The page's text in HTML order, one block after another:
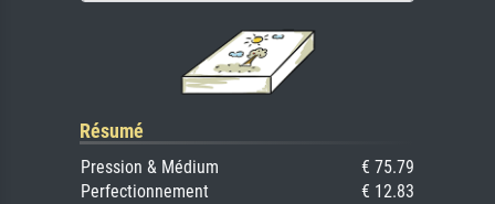
Résumé
Pression & Médium
€ 75.79
Perfectionnement
€ 12.83